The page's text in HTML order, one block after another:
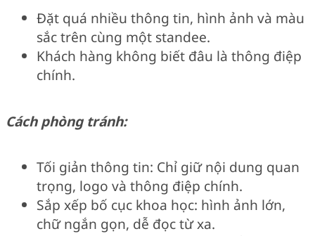
Đặt quá nhiều thông tin, hình ảnh và màu
sắc trên cùng một standee.
Khách hàng không biết đâu là thông điệp
chính.
Cách phòng tránh:
Tối giản thông tin: Chỉ giữ nội dung quan
trọng, logo và thông điệp chính.
Sắp xếp bố cục khoa học: hình ảnh lớn,
chữ ngắn gọn, dễ đọc từ xa.